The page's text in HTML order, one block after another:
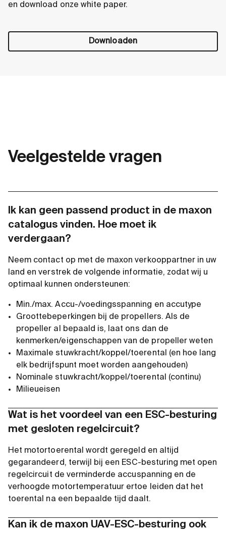
en download onze white paper.
Downloaden
Veelgestelde vragen
Ik kan geen passend product in de maxon
catalogus vinden. Hoe moet ik
verdergaan?
Neem contact op met de maxon verkooppartner in uw
land en verstrek de volgende informatie, zodat wij u
optimaal kunnen ondersteunen:
Min./max. Accu-/voedingsspanning en accutype
Groottebeperkingen bij de propellers. Als de
propeller al bepaald is, laat ons dan de
kenmerken/eigenschappen van de propeller weten
Maximale stuwkracht/koppel/toerental (en hoe lang
elk bedrijfspunt moet worden aangehouden)
Nominale stuwkracht/koppel/toerental (continu)
Milieueisen
Wat is het voordeel van een ESC-besturing
met gesloten regelcircuit?
Het motortoerental wordt geregeld en altijd
gegarandeerd, terwijl bij een ESC-besturing met open
regelcircuit de verminderde accuspanning en de
verhoogde motortemperatuur ertoe leiden dat het
toerental na een bepaalde tijd daalt.
Kan ik de maxon UAV-ESC-besturing ook